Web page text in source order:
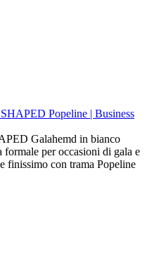
Popeline | Business
Galahemd in bianco
formale per occasioni di gala e
finissimo con trama Popeline